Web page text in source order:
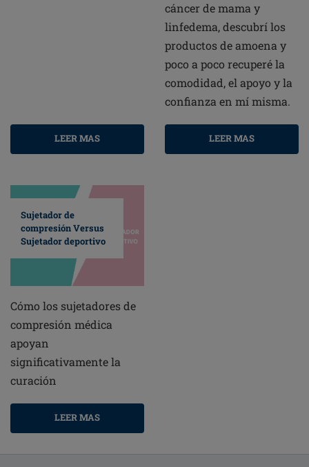
LEER MAS
cáncer de mama y
linfedema, descubrí los
productos de amoena y
poco a poco recuperé la
comodidad, el apoyo y la
confianza en mí misma.
LEER MAS
Sujetador de
compresión Versus
Sujetador deportivo
Cómo los sujetadores de
compresión médica
apoyan
significativamente la
curación
LEER MAS